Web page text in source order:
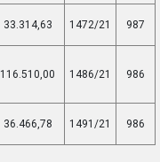
33.314,63 1472/21 987
116.510,00 1486/21 986
36.466,78 1491/21 986